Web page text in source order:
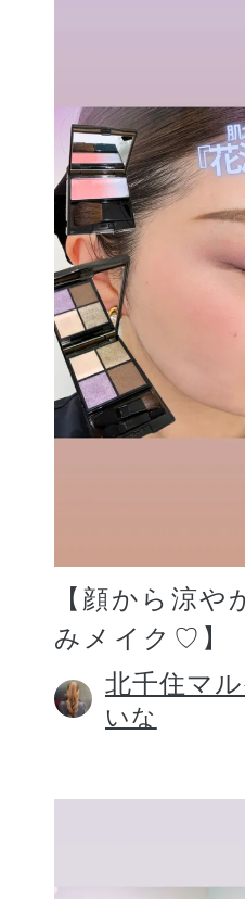
【顔から涼や
みメイク♡】
北千住マ
いな